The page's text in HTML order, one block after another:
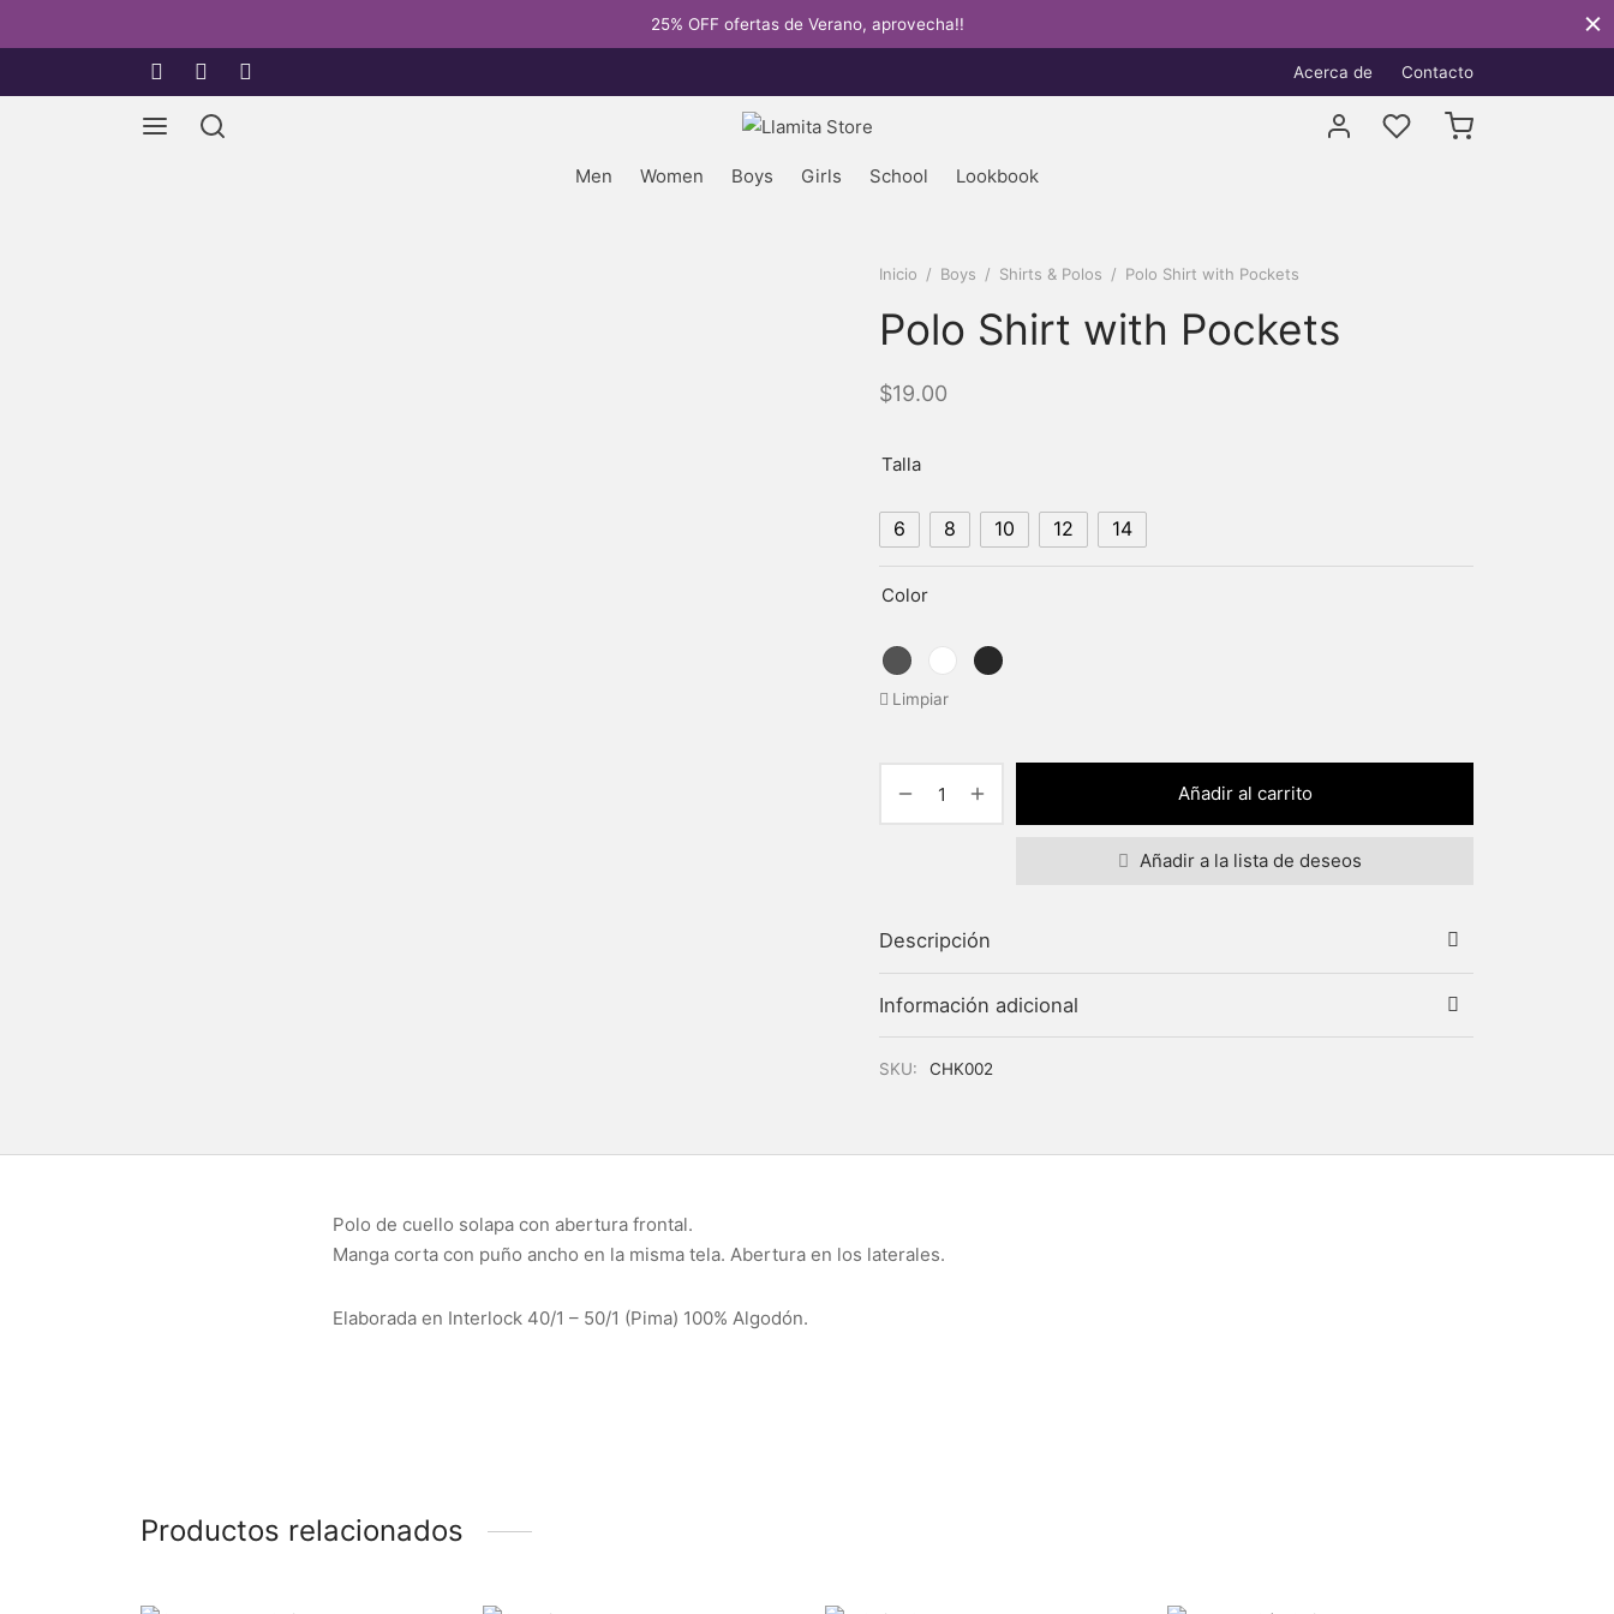
25% OFF ofertas de Verano, aprovecha!!
Acerca de Contacto
Men Women Boys Girls School Lookbook
Inicio / Boys / Shirts & Polos / Polo Shirt with Pockets
Polo Shirt with Pockets
$19.00
Talla
6 8 10 12 14
Color
Limpiar
Añadir al carrito
Añadir a la lista de deseos
Descripción
Información adicional
SKU: CHK002
Polo de cuello solapa con abertura frontal.
Manga corta con puño ancho en la misma tela. Abertura en los laterales.
Elaborada en Interlock 40/1 – 50/1 (Pima) 100% Algodón.
Productos relacionados